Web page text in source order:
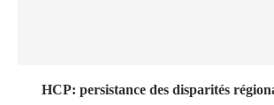
HCP: persistance des disparités